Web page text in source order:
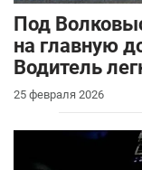
Под
на главную
Водитель
25 февраля 2026